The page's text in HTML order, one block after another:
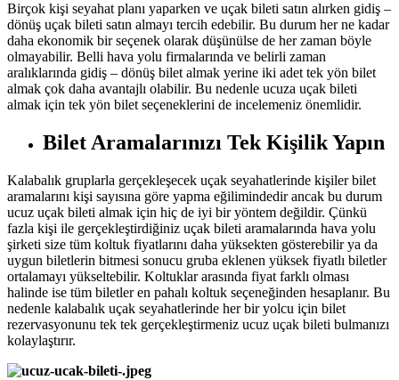
Birçok kişi seyahat planı yaparken ve uçak bileti satın alırken gidiş –
dönüş uçak bileti satın almayı tercih edebilir. Bu durum her ne kadar
daha ekonomik bir seçenek olarak düşünülse de her zaman böyle
olmayabilir. Belli hava yolu firmalarında ve belirli zaman
aralıklarında gidiş – dönüş bilet almak yerine iki adet tek yön bilet
almak çok daha avantajlı olabilir. Bu nedenle ucuza uçak bileti
almak için tek yön bilet seçeneklerini de incelemeniz önemlidir.
Bilet Aramalarınızı Tek Kişilik Yapın
Kalabalık gruplarla gerçekleşecek uçak seyahatlerinde kişiler bilet
aramalarını kişi sayısına göre yapma eğilimindedir ancak bu durum
ucuz uçak bileti almak için hiç de iyi bir yöntem değildir. Çünkü
fazla kişi ile gerçekleştirdiğiniz uçak bileti aramalarında hava yolu
şirketi size tüm koltuk fiyatlarını daha yüksekten gösterebilir ya da
uygun biletlerin bitmesi sonucu gruba eklenen yüksek fiyatlı biletler
ortalamayı yükseltebilir. Koltuklar arasında fiyat farklı olması
halinde ise tüm biletler en pahalı koltuk seçeneğinden hesaplanır. Bu
nedenle kalabalık uçak seyahatlerinde her bir yolcu için bilet
rezervasyonunu tek tek gerçekleştirmeniz ucuz uçak bileti bulmanızı
kolaylaştırır.